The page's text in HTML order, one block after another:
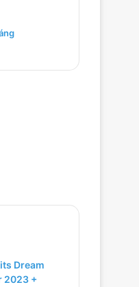
h
Dream
2023 +